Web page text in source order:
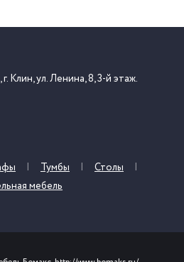
Клин, ул. Ленина, 8, 3-й этаж.
Тумбы
Столы
мебель